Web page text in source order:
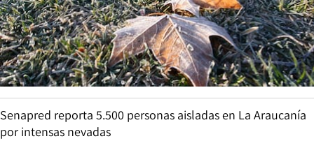
Senapred reporta 5.500 personas aisladas en La Araucanía
por intensas nevadas